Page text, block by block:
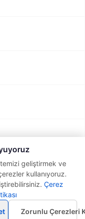
geliştirmek ve
kullanıyoruz.
Çerez
Zorunlu Çerezleri